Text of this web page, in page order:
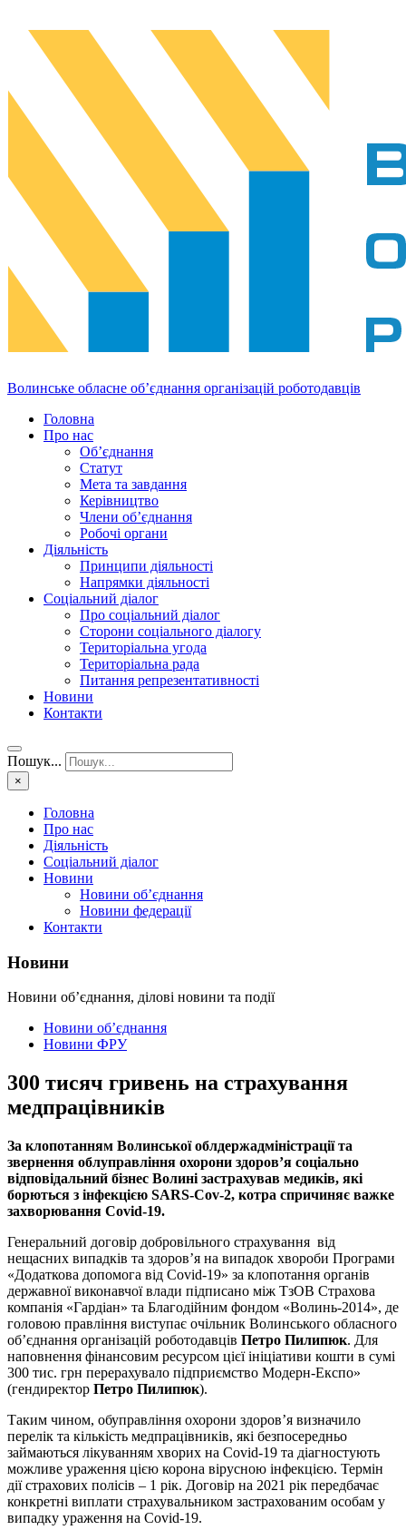
Волинське обласне об’єднання організацій роботодавців
Головна
Про нас
Об’єднання
Статут
Мета та завдання
Керівництво
Члени об’єднання
Робочі органи
Діяльність
Принципи діяльності
Напрямки діяльності
Соціальний діалог
Про соціальний діалог
Сторони соціального діалогу
Територіальна угода
Територіальна рада
Питання репрезентативності
Новини
Контакти
Пошук...
×
Головна
Про нас
Діяльність
Соціальний діалог
Новини
Новини об’єднання
Новини федерації
Контакти
Новини
Новини об’єднання, ділові новини та події
Новини об’єднання
Новини ФРУ
300 тисяч гривень на страхування
медпрацівників
За клопотанням Волинської облдержадміністрації та
звернення облуправління охорони здоров’я соціально
відповідальний бізнес Волині застрахував медиків, які
борються з інфекцією SARS-Cov-2, котра спричиняє важке
захворювання Covid-19.
Генеральний договір добровільного страхування від
нещасних випадків та здоров’я на випадок хвороби Програми
«Додаткова допомога від Covid-19» за клопотання органів
державної виконавчої влади підписано між ТзОВ Страхова
компанія «Гардіан» та Благодійним фондом «Волинь-2014», де
головою правління виступає очільник Волинського обласного
об’єднання організацій роботодавців Петро Пилипюк. Для
наповнення фінансовим ресурсом цієї ініціативи кошти в сумі
300 тис. грн перерахувало підприємство Модерн-Експо»
(гендиректор Петро Пилипюк).
Таким чином, обуправління охорони здоров’я визначило
перелік та кількість медпрацівників, які безпосередньо
займаються лікуванням хворих на Covid-19 та діагностують
можливе ураження цією корона вірусною інфекцією. Термін
дії страхових полісів – 1 рік. Договір на 2021 рік передбачає
конкретні виплати страхувальником застрахованим особам у
випадку ураження на Covid-19.